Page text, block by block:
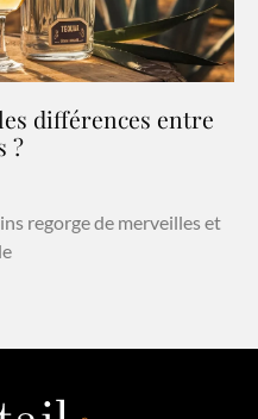
différences entre
?
regorge de merveilles et